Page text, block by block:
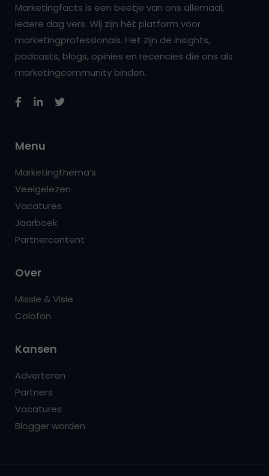
Marketingfacts is een beetje van ons allemaal,
iedere dag vers. Wij zijn hét platform voor
marketingprofessionals. Het zijn de insights,
podcasts, blogs, opinies en recencies die ons als
marketingcommunity binden.
Menu
Marketingthema’s
Veelgelezen
Vacatures
Jaarboek
Partnercontent
Over
Missie & Visie
Colofon
Kansen
Adverteren
Partners
Vacatures
Blogger worden